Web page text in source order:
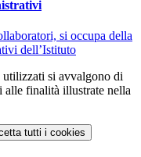
si occupa della
dell’Istituto
utilizzati si avvalgono di
alle finalità illustrate nella
tutti i cookies